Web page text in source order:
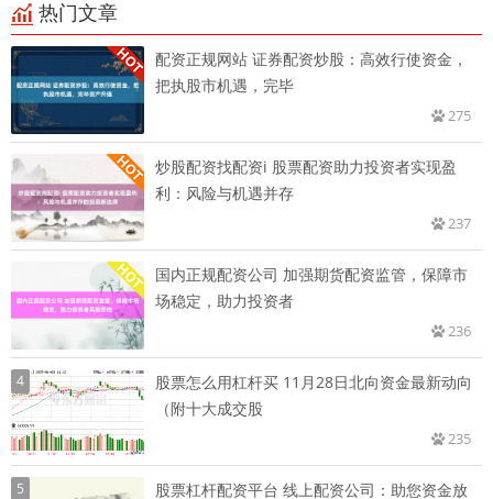
热门文章
配资正规网站 证券配资炒股：高效行使资金，
把执股市机遇，完毕
275
炒股配资找配资i 股票配资助力投资者实现盈
利：风险与机遇并存
237
国内正规配资公司 加强期货配资监管，保障市
场稳定，助力投资者
236
4
股票怎么用杠杆买 11月28日北向资金最新动向
（附十大成交股
235
5 股票杠杆配资平台 线上配资公司：助您资金放